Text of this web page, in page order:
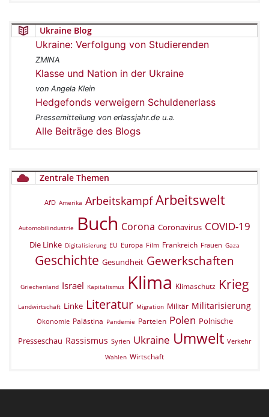
Ukraine Blog
Ukraine: Verfolgung von Studierenden
ZMINA
Klasse und Nation in der Ukraine
von Angela Klein
Hedgefonds verweigern Schuldenerlass
Pressemitteilung von erlassjahr.de u.a.
Alle Beiträge des Blogs
Zentrale Themen
AfD Amerika Arbeitskampf Arbeitswelt
Automobilindustrie Buch Corona Coronavirus COVID-19
Die Linke Digitalisierung EU Europa Film Frankreich Frauen Gaza
Geschichte Gesundheit Gewerkschaften
Griechenland Israel Kapitalismus Klima Klimaschutz Krieg
Landwirtschaft Linke Literatur Migration Militär Militarisierung
Ökonomie Palästina Pandemie Parteien Polen Polnische
Presseschau Rassismus Syrien Ukraine Umwelt Verkehr
Wahlen Wirtschaft